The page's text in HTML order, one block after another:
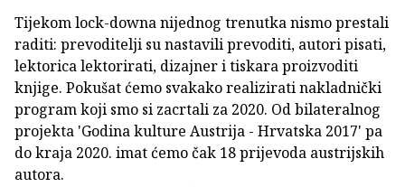
Tijekom lock-downa nijednog trenutka nismo prestali
raditi: prevoditelji su nastavili prevoditi, autori pisati,
lektorica lektorirati, dizajner i tiskara proizvoditi
knjige. Pokušat ćemo svakako realizirati nakladnički
program koji smo si zacrtali za 2020. Od bilateralnog
projekta 'Godina kulture Austrija - Hrvatska 2017' pa
do kraja 2020. imat ćemo čak 18 prijevoda austrijskih
autora.